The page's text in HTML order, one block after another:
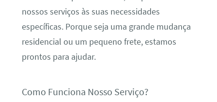
nossos serviços às suas necessidades
específicas. Porque seja uma grande mudança
residencial ou um pequeno frete, estamos
prontos para ajudar.
Como Funciona Nosso Serviço?